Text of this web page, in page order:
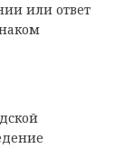
или ответ